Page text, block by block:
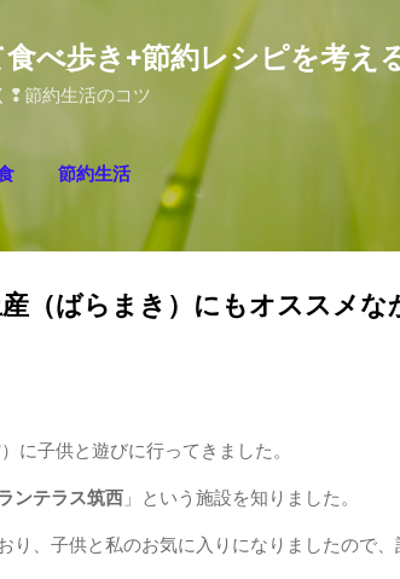
スキップしてメイン コンテンツに移動
べ歩き+節約レシピを考え
❢節約生活のコツ
節約生活
（ばらまき）にもオススメ
に子供と遊びに行ってきました。
ンテラス筑西 」という施設を知りました。
り、子供と私のお気に入りになりましたので、